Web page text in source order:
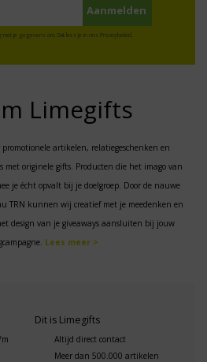
je gegevens om. Dat lees je in ons Privacybeleid.
Limegifts
artikelen, relatiegeschenken en
met originele gifts. Producten die het imago van
je écht opvalt bij je doelgroep. Door de nauwe
TRN kunnen wij creatief met je meedenken en
design van je giveaways aansluiten bij jouw
Lees meer >
Dit is Limegifts
Altijd direct contact
Meer dan 500.000 artikelen